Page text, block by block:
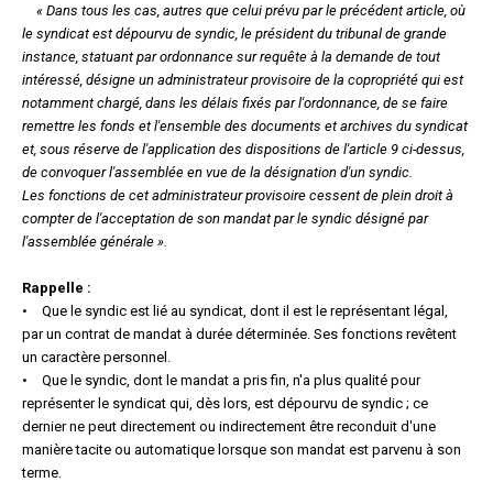
« Dans tous les cas, autres que celui prévu par le précédent article, où
le syndicat est dépourvu de syndic, le président du tribunal de grande
instance, statuant par ordonnance sur requête à la demande de tout
intéressé, désigne un administrateur provisoire de la copropriété qui est
notamment chargé, dans les délais fixés par l'ordonnance, de se faire
remettre les fonds et l'ensemble des documents et archives du syndicat
et, sous réserve de l'application des dispositions de l'article 9 ci-dessus,
de convoquer l'assemblée en vue de la désignation d'un syndic.
Les fonctions de cet administrateur provisoire cessent de plein droit à
compter de l'acceptation de son mandat par le syndic désigné par
l'assemblée générale ».
Rappelle :
• Que le syndic est lié au syndicat, dont il est le représentant légal,
par un contrat de mandat à durée déterminée. Ses fonctions revêtent
un caractère personnel.
• Que le syndic, dont le mandat a pris fin, n'a plus qualité pour
représenter le syndicat qui, dès lors, est dépourvu de syndic ; ce
dernier ne peut directement ou indirectement être reconduit d'une
manière tacite ou automatique lorsque son mandat est parvenu à son
terme.